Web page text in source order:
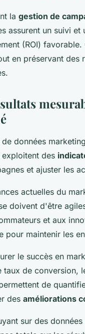
la gestion de
assurent un suivi et
(ROI)
en préservant
de données
des
et ajuster les
actuelles du
doivent d'être
et aux
pour maintenir les
le succès en
taux de conversion,
de
des améliorations
sur des